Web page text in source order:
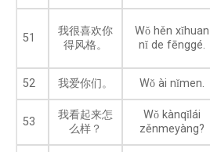
51
我很喜欢你
得风格。
Wǒ hěn xǐhuan
nǐ de fēnggé.
52 我爱你们。 Wǒ ài nǐmen.
53
我看起来怎
么样？
Wǒ kànqǐlái
zěnmeyàng?